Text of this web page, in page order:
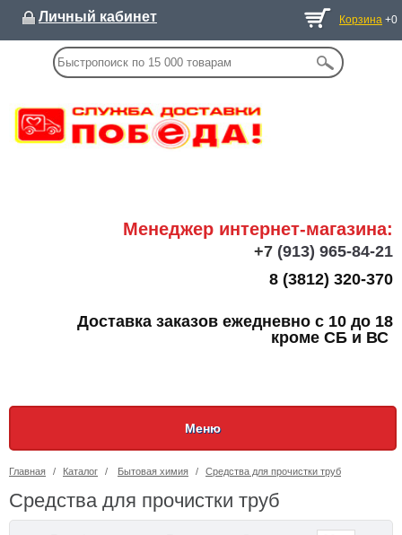
Личный кабинет Корзина +0
Менеджер интернет-магазина:
+7 (913) 965-84-21
8 (3812) 320-370
Доставка заказов ежедневно с 10 до 18
кроме СБ и ВС
Меню
Главная / Каталог / Бытовая химия / Средства для прочистки труб
Средства для прочистки труб